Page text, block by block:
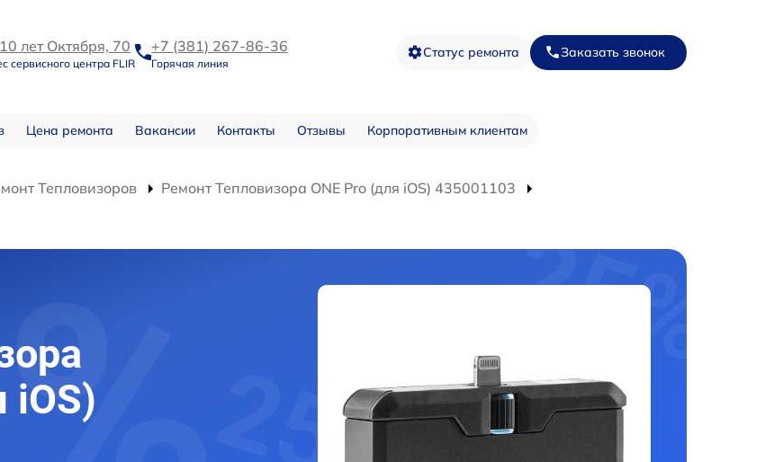
лет Октября, 70
сервисного центра FLIR
+7 (381) 267-86-36
Горячая линия
Статус ремонта Заказать звонок
Цена ремонта Вакансии Контакты Отзывы Корпоративным клиентам
Тепловизоров
Ремонт Тепловизора ONE Pro (для iOS) 435001103
iOS)